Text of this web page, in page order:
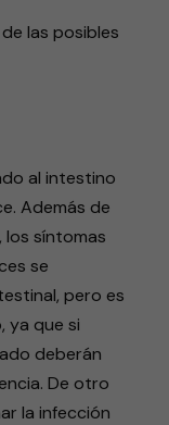
las posibles
al intestino
Además de
síntomas
se
pero es
ya que si
deberán
De otro
la infección